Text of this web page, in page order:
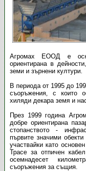
Агромах ЕООД е
ориентирана в
земи и зърнени култури.
В периода от 1995 до
съоръжения, с които
хиляди декара земя и
През 1999 година
добре ориентирана
стопанството -
първите значими
участвайки като
Трасе за отпичен
осемнадесет
съоръжения за същия.